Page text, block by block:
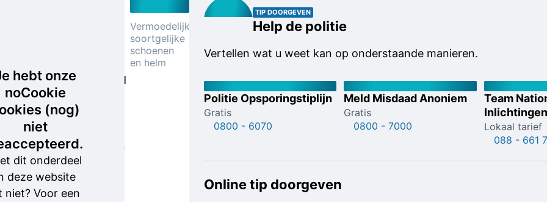
hebt onze
noCookie
(nog)
niet
dit onderdeel
deze website
niet? Voor een
pand werd
door het
Sommigen
klommen
uit een
raam of
Vermoedelijk
soortgelijke
schoenen
en helm
TIP DOORGEVEN
Help de politie
Vertellen wat u weet kan op onderstaande manieren.
Politie Opsporingstiplijn
Gratis
0800 - 6070
Meld Misdaad Anoniem
Gratis
0800 - 7000
Team
Inlichtingen
Lokaal tarief
088 - 661
Online tip doorgeven